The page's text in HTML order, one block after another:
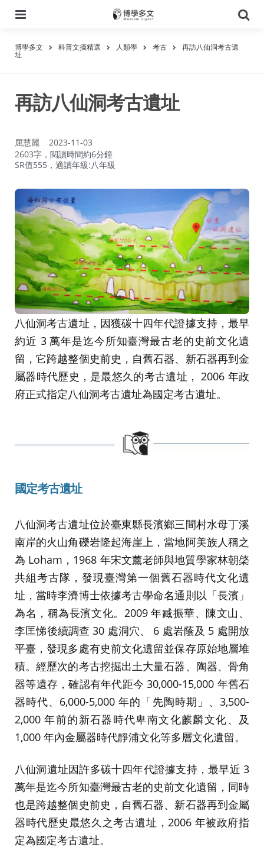
尋
博學多文 科普文摘精選 人類學 考古 再訪八仙洞考古遺
址
再訪八仙洞考古遺址
作
者：
屈慧麗
2023-11-03
2603字，閱讀時間約6分鐘
SR值555，適讀年級:八年級
八仙洞考古遺址，因獲碳十四年代證據支持，最早
約近 3 萬年是迄今所知臺灣最古老的史前文化遺
留，它跨越整個史前史，自舊石器、新石器再到金
屬器時代歷史，是最悠久的考古遺址， 2006 年政
府正式指定八仙洞考古遺址為國定考古遺址。
國定考古遺址
八仙洞考古遺址位於臺東縣長濱鄉三間村水母丁溪
南岸的火山角礫岩隆起海崖上，當地阿美族人稱之
為 Loham，1968 年宋文薰老師與地質學家林朝棨
共組考古隊，發現臺灣第一個舊石器時代文化遺
址，當時李濟博士依據考古學命名通則以「長濱」
為名，稱為長濱文化。2009 年臧振華、陳文山、
李匡悌後續調查 30 處洞穴、 6 處岩蔭及 5 處開放
平臺，發現多處有史前文化遺留並保存原始地層堆
積。經歷次的考古挖掘出土大量石器、陶器、骨角
器等遺存，確認有年代距今 30,000-15,000 年舊石
器時代、6,000-5,000 年的「先陶時期」、3,500-
2,000 年前的新石器時代卑南文化麒麟文化、及
1,000 年內金屬器時代靜浦文化等多層文化遺留。
八仙洞遺址因許多碳十四年代證據支持，最早近 3
萬年是迄今所知臺灣最古老的史前文化遺留，同時
也是跨越整個史前史，自舊石器、新石器再到金屬
器時代歷史最悠久之考古遺址，2006 年被政府指
定為國定考古遺址。